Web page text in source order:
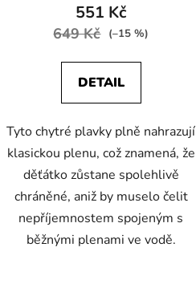
551 Kč
649 Kč (–15 %)
DETAIL
Tyto chytré plavky plně nahrazují
klasickou plenu, což znamená, že
děťátko zůstane spolehlivě
chráněné, aniž by muselo čelit
nepříjemnostem spojeným s
běžnými plenami ve vodě.